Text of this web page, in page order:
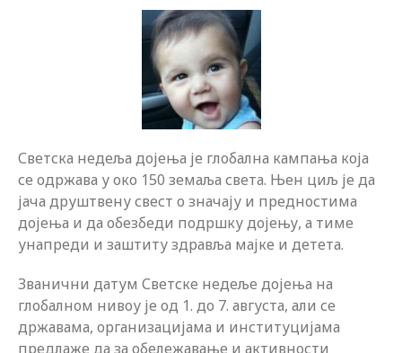
Светска недеља дојења је глобална кампања која
се одржава у око 150 земаља света. Њен циљ је да
јача друштвену свест о значају и предностима
дојења и да обезбеди подршку дојењу, а тиме
унапреди и заштиту здравља мајке и детета.
Званични датум Светске недеље дојења на
глобалном нивоу је од 1. до 7. августа, али се
државама, организацијама и институцијама
предлаже да за обележавање и активности